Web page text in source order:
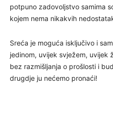
potpuno zadovoljstvo samima
kojem nema nikakvih
Sreća je moguća isključivo i
jedinom, uvijek svježem, uvijek
bez razmišljanja o prošlosti i
drugdje ju nećemo pronaći!